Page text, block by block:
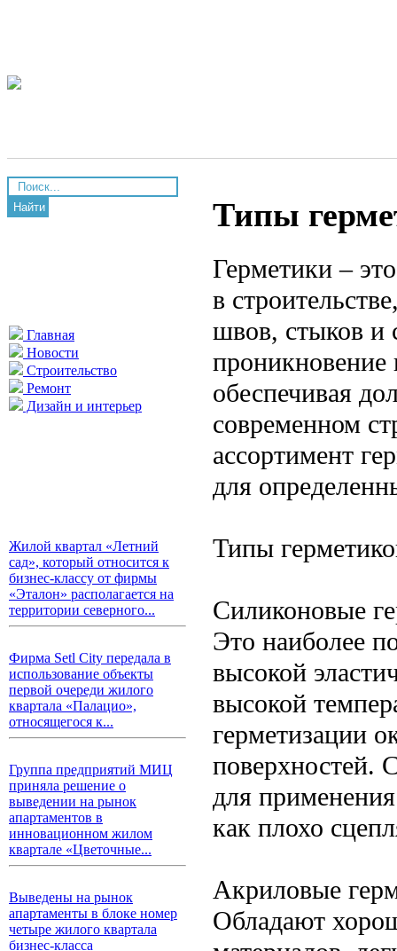
Найти
Главная
Новости
Строительство
Ремонт
Дизайн и интерьер
Жилой квартал «Летний
сад», который относится к
бизнес-классу от фирмы
«Эталон» располагается на
территории северного...
Фирма Setl City передала в
использование объекты
первой очереди жилого
квартала «Палацио»,
относящегося к...
Группа предприятий МИЦ
приняла решение о
выведении на рынок
апартаментов в
инновационном жилом
квартале «Цветочные...
Выведены на рынок
апартаменты в блоке номер
четыре жилого квартала
бизнес-класса
Типы
Герметики –
в
швов, стыков и
проникновение
обеспечивая
современном
ассортимент
для
Типы
Силиконовые
Это наиболее
высокой
высокой
герметизации
поверхностей.
для
как плохо
Акриловые
Обладают